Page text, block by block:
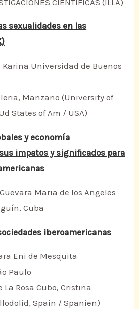
sexualidades en las
Universidad de Buenos
Manzano (University of
States of Am / USA)
y economía
impatos y significados para
Maria de los Angeles
Cuba
iberoamericanas
Eni de Mesquita
Paulo
La Rosa Cubo, Cristina
Spain / Spanien)